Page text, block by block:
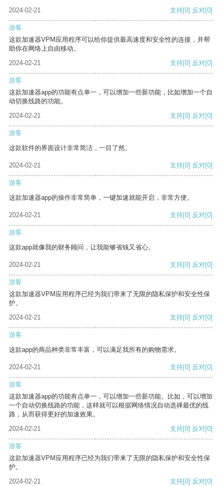
2024-02-21 支持[0] 反对[0]
游客
这款加速器VPM应用程序可以给你提供最高速度和安全性的连接，并帮
助你在网络上自由移动。
2024-02-21
支持[0] 反对[0]
游客
这款加速器app的功能有点单一，可以增加一些新功能，比如增加一个自
动切换线路的功能。
2024-02-21
支持[0] 反对[0]
游客
这款软件的界面设计非常简洁，一目了然。
2024-02-21 支持[0] 反对[0]
游客
这款加速器app的操作非常简单，一键加速就能开启，非常方便。
2024-02-21 支持[0] 反对[0]
游客
这款app就像我的财务顾问，让我能够省钱又省心。
2024-02-21 支持[0] 反对[0]
游客
这款加速器VPM应用程序已经为我们带来了无限的隐私保护和安全性保
护。
2024-02-21
支持[0] 反对[0]
游客
这款app的商品种类非常丰富，可以满足我所有的购物需求。
2024-02-21 支持[0] 反对[0]
游客
这款加速器app的功能有点单一，可以增加一些新功能。比如，可以增加
一个自动切换线路的功能，这样就可以根据网络情况自动选择最优的线
路，从而获得更好的加速效果。
2024-02-21
支持[0] 反对[0]
游客
这款加速器VPM应用程序已经为我们带来了无限的隐私保护和安全性保
护。
2024-02-21
支持[0] 反对[0]